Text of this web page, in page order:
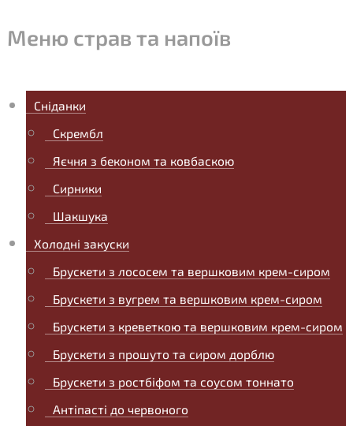
Меню страв та напоїв
Сніданки
Скрембл
Яєчня з беконом та ковбаскою
Сирники
Шакшука
Холодні закуски
Брускети з лососем та вершковим крем-сиром
Брускети з вугрем та вершковим крем-сиром
Брускети з креветкою та вершковим крем-сиром
Брускети з прошуто та сиром дорблю
Брускети з ростбіфом та соусом тоннато
Антіпасті до червоного